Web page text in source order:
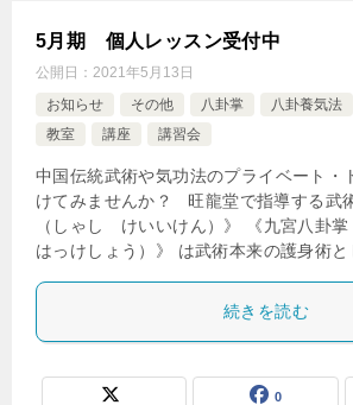
5月期 個人レッスン受付中
公開日： 2021年5月13日
お知らせ
その他 八卦掌 八卦養気法
教室
講座 講習会
中国伝統武術や気功法のプライベート・
けてみませんか？ 旺龍堂で指導する武
（しゃし けいいけん）》 《九宮八卦
はっけしょう）》 は武術本来の護身術
続きを読む
0